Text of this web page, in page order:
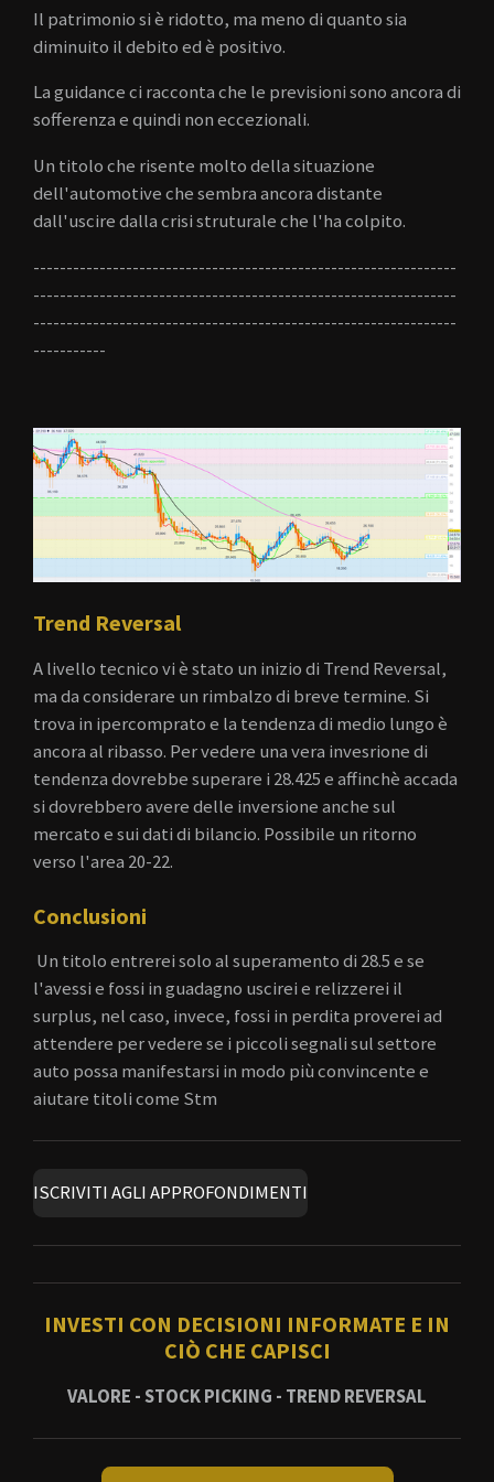
Il patrimonio si è ridotto, ma meno di quanto sia
diminuito il debito ed è positivo.
La guidance ci racconta che le previsioni sono ancora di
sofferenza e quindi non eccezionali.
Un titolo che risente molto della situazione
dell'automotive che sembra ancora distante
dall'uscire dalla crisi struturale che l'ha colpito.
----------------------------------------------------------------
----------------------------------------------------------------
----------------------------------------------------------------
-----------
Trend Reversal
A livello tecnico vi è stato un inizio di Trend Reversal,
ma da considerare un rimbalzo di breve termine. Si
trova in ipercomprato e la tendenza di medio lungo è
ancora al ribasso. Per vedere una vera invesrione di
tendenza dovrebbe superare i 28.425 e affinchè accada
si dovrebbero avere delle inversione anche sul
mercato e sui dati di bilancio. Possibile un ritorno
verso l'area 20-22.
Conclusioni
Un titolo entrerei solo al superamento di 28.5 e se
l'avessi e fossi in guadagno uscirei e relizzerei il
surplus, nel caso, invece, fossi in perdita proverei ad
attendere per vedere se i piccoli segnali sul settore
auto possa manifestarsi in modo più convincente e
aiutare titoli come Stm
ISCRIVITI AGLI APPROFONDIMENTI
INVESTI CON DECISIONI INFORMATE E IN
CIÒ CHE CAPISCI
VALORE - STOCK PICKING - TREND REVERSAL